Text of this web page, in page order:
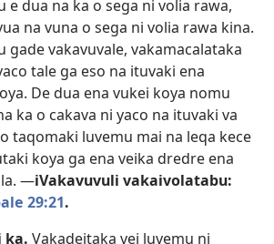
e dua na ka o sega ni volia rawa,
na vuna o sega ni volia rawa kina.
gade vakavuvale, vakamacalataka
tale ga eso na ituvaki ena
De dua ena vukei koya nomu
ka o cakava ni yaco na ituvaki va
taqomaki luvemu mai na leqa kece
koya ga ena veika dredre ena
—iVakavuvuli vakaivolatabu:
29:21.
ka. Vakadeitaka vei luvemu ni